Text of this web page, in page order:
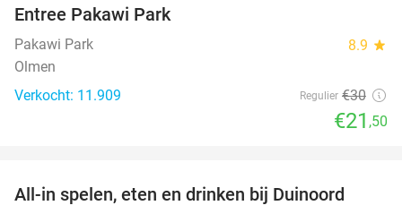
Entree Pakawi Park
Pakawi Park 8.9 star
Olmen
Verkocht: 11.909
Regulier €30
€21 ,50
All-in spelen, eten en drinken bij Duinoord